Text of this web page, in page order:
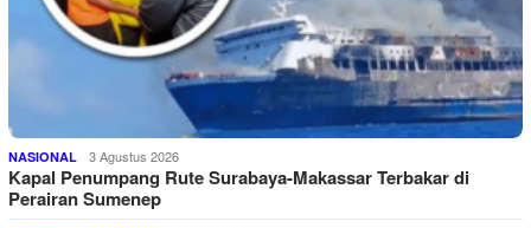
NASIONAL 3 Agustus 2026
Kapal Penumpang Rute Surabaya-Makassar Terbakar di
Perairan Sumenep